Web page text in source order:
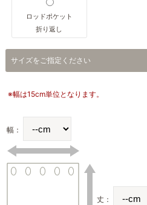
ロッドポケット
折り返し
サイズをご指定ください
※幅は15cm単位となります。
幅：
丈：